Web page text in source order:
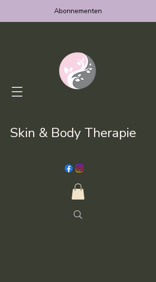
Skin & Body Therapie
Abonnementen